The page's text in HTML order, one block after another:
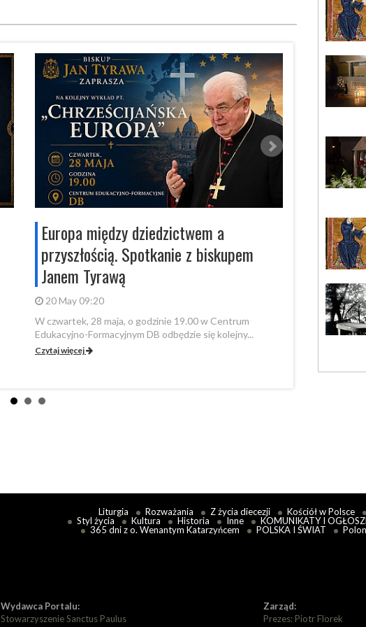
Europa między dziedzictwem a
przyszłością. Spotkanie z biskupem
Janem Tyrawą
20 May 09:20
W czwartek, 28 maja, o godzinie 19.00 w Centrum
Edukacyjno-Formacyjnym DB odbędzie się kolejny...
Czytaj więcej
Bydgoski Klub
filmu
Czytaj więcej
Liturgia Rozważania Z życia diecezji Kościół w Polsce
Styl życia
Kultura Historia Inne KOMUNIKATY I
365 dni z o. Wenantym Katarzyńcem
POLSKA I ŚWIAT
Wydawca Portalu:
Stowarzyszenie Sanctus Paulus
Zarząd:
Prezes: Piotr Florek